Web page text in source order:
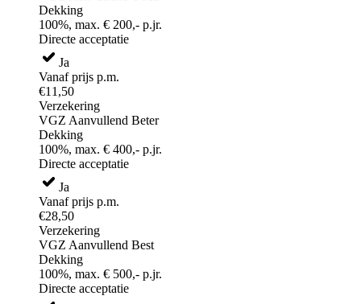
Dekking
100%, max. € 200,- p.jr.
Directe acceptatie
Ja
Vanaf prijs p.m.
€11,50
Verzekering
VGZ Aanvullend Beter
Dekking
100%, max. € 400,- p.jr.
Directe acceptatie
Ja
Vanaf prijs p.m.
€28,50
Verzekering
VGZ Aanvullend Best
Dekking
100%, max. € 500,- p.jr.
Directe acceptatie